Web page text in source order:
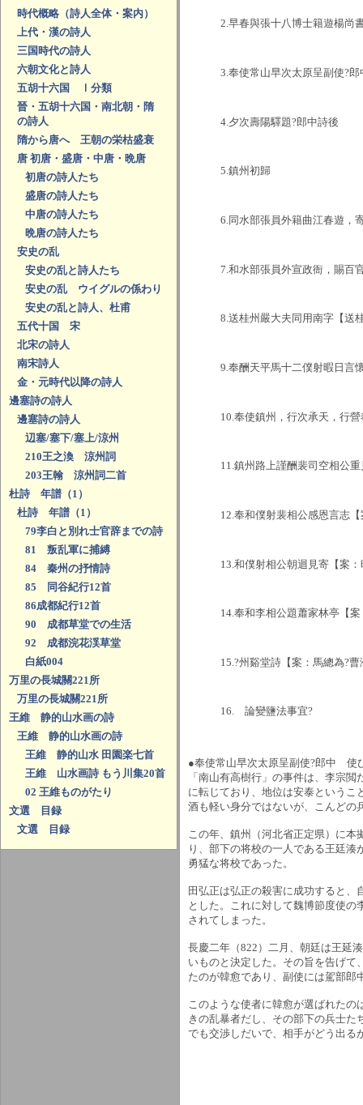
時代概略（詩人全体・案内）
上代・漢の詩人
三国時代の詩人
六朝文化と詩人
五胡十六国 Ⅰ分類
晉・五胡十六国・南北朝・隋
の詩人
隋から唐へ 王朝の栄枯盛衰
唐 初唐・盛唐・中唐・晩唐
初唐の詩人たち
盛唐の詩人たち
中唐の詩人たち
晩唐の詩人たち
安史の乱
安史の乱と詩人たち
安史の乱 ウイグルの係わり
安史の乱と詩人、杜甫
五代十国 宋
北宋の詩人
南宋詩人
金・元時代以降の詩人
邊塞詩の詩人
邊塞詩の詩人
辺塞/塞下/塞上/涼州
210王之渙 涼州詞
203王翰 涼州詞二首
杜詩 年譜（1）
杜詩 年譜（1）
79李白と別れ士官辞までの詩
81 叛乱軍に捕縛
84 秦州の抒情詩
85 同谷紀行12首
86成都紀行12首
90 成都草堂での生活
92 成都浣花渓草堂
白紙004
万里の長城關221所
万里の長城關221所
王維 静的山水画の詩
王維 静的山水画の詩
王維 静的山水 田園楽七首
王維 山水画詩 もう川集20首
02 王維ものがたり
文選 目録
文選 目録
2.早春與張十八博士籍遊楊尚
3.奉使常山早次太原呈副使?
4.夕次壽陽驛題?郎中詩後
5.鎮州初歸
6.同水部張員外籍曲江春遊，
7.和水部張員外宣政衙，賜百
8.送桂州嚴大夫同用南字【送
9.奉酬天平馬十二僕射暇日言
10.奉使鎮州，行次承天，行
11.鎮州路上謹酬裴司空相公重
12.奉和僕射裴相公感恩言志
13.和僕射相公朝迴見寄【案
14.奉和李相公題蕭家林亭【
15.?州谿堂詩【案：馬總為?
16. 論變鹽法事宜?
●奉使常山早次太原呈副使?郎中 使
「南山有高樹行」の事件は、李宗
に転じており、地位は安泰というこ
酒も軽い身分ではないが、こんどの
この年、鎮州（河北省正定県）に
り、部下の将校の一人である王廷
勇猛な将校であった。
田弘正は弘正の殺害に成功すると
とした。これに対して魏博節度使
されてしまった。
長慶二年（822）二月、朝廷は王延
いものと決定した。その旨を告げて
たのが韓愈であり、副使には駕部郎
このような使者に韓愈が選ばれた
きの乱暴者だし、その部下の兵士
でも交渉しだいで、相手がどう出る